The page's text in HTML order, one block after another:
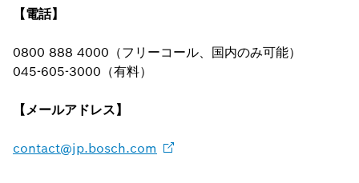
【電話】
0800 888 4000（フリーコール、国内のみ可能）
045-605-3000（有料）
【メールアドレス】
contact@jp.bosch.com